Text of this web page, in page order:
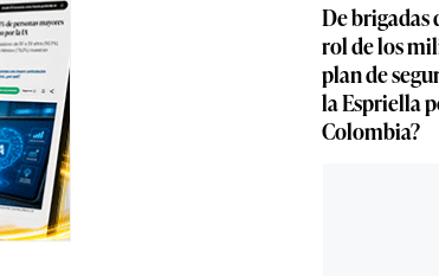
De brigadas
rol de los
plan de
la Espriella
Colombia?